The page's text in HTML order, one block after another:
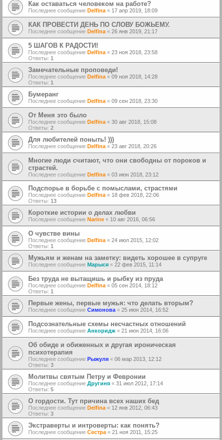
Как оставаться человеком на работе?
Последнее сообщение Delfina « 17 апр 2019, 18:09
КАК ПРОВЕСТИ ДЕНЬ ПО СЛОВУ БОЖЬЕМУ.
Последнее сообщение Delfina « 26 янв 2019, 21:17
5 ШАГОВ К РАДОСТИ!
Последнее сообщение Delfina « 23 ноя 2018, 23:58
Ответы: 1
Замечательные проповеди!
Последнее сообщение Delfina « 09 ноя 2018, 14:28
Ответы: 1
Бумеранг
Последнее сообщение Delfina « 09 сен 2018, 23:30
От Меня это было
Последнее сообщение Delfina « 30 авг 2018, 15:08
Ответы: 2
Для любителей поныть! )))
Последнее сообщение Delfina « 23 авг 2018, 20:26
Многие люди считают, что они свободны от пороков и
страстей.
Последнее сообщение Delfina « 03 июн 2018, 23:12
Подспорье в борьбе с помыслами, страстями
Последнее сообщение Delfina « 18 фев 2018, 22:06
Ответы: 13
Короткие истории о делах любви
Последнее сообщение Narine « 10 авг 2016, 06:56
О чувстве вины
Последнее сообщение Delfina « 24 июл 2015, 12:02
Ответы: 1
Мужьям и женам на заметку: видеть хорошее в супруге
Последнее сообщение Марыся « 22 фев 2015, 11:14
Без труда не вытащишь и рыбку из пруда
Последнее сообщение Delfina « 05 сен 2014, 18:12
Ответы: 1
Первые жены, первые мужья: что делать вторым?
Последнее сообщение Симонова « 25 июн 2014, 16:52
Подсознательные схемы несчастных отношений
Последнее сообщение Анкоридж « 21 июн 2014, 16:06
Об обиде и обиженных и другая ироническая
психотерапия
Последнее сообщение Рыжуля « 06 мар 2013, 12:12
Ответы: 3
Молитвы святым Петру и Февронии
Последнее сообщение Другиня « 31 июл 2012, 17:14
Ответы: 5
О гордости. Тут причина всех наших бед
Последнее сообщение Delfina « 12 янв 2012, 06:43
Ответы: 3
Экстраверты и интроверты: как понять?
Последнее сообщение Сестра « 21 ноя 2011, 15:25